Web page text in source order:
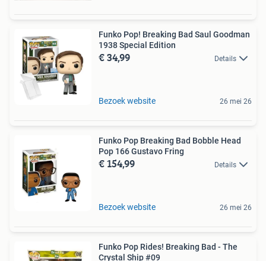
Funko Pop! Breaking Bad Saul Goodman
1938 Special Edition
€ 34,99 Details
Bezoek website 26 mei 26
Funko Pop Breaking Bad Bobble Head
Pop 166 Gustavo Fring
€ 154,99 Details
Bezoek website 26 mei 26
Funko Pop Rides! Breaking Bad - The
Crystal Ship #09